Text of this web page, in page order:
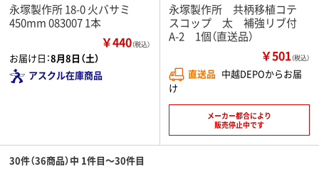
永塚製作所 18-0 火バサミ
450mm 083007 1本
￥440（税込）
お届け日：8月8日（土）
アスクル在庫商品
永塚製作所 共柄移植コテ
スコップ 太 補強リブ付
A-2 1個（直送品）
￥501（税込）
直送品 中越DEPOからお届
け
メーカー都合により
販売停止中です
30件（36商品）中 1件目～30件目